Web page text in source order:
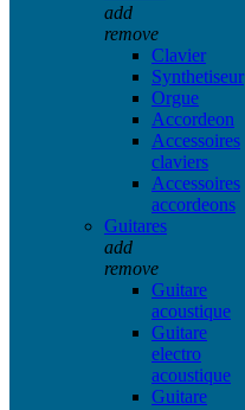
add
remove
Clavier
Synthetiseur
Orgue
Accordeon
Accessoires
claviers
Accessoires
accordeons
Guitares
add
remove
Guitare
acoustique
Guitare
electro
acoustique
Guitare